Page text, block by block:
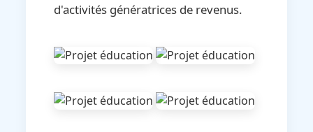
d'activités génératrices de revenus.